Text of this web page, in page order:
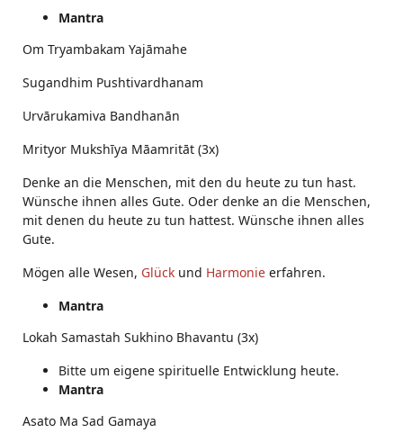
Mantra
Om Tryambakam Yajāmahe
Sugandhim Pushtivardhanam
Urvārukamiva Bandhanān
Mrityor Mukshīya Māamritāt (3x)
Denke an die Menschen, mit den du heute zu tun hast.
Wünsche ihnen alles Gute. Oder denke an die Menschen,
mit denen du heute zu tun hattest. Wünsche ihnen alles
Gute.
Mögen alle Wesen, Glück und Harmonie erfahren.
Mantra
Lokah Samastah Sukhino Bhavantu (3x)
Bitte um eigene spirituelle Entwicklung heute.
Mantra
Asato Ma Sad Gamaya